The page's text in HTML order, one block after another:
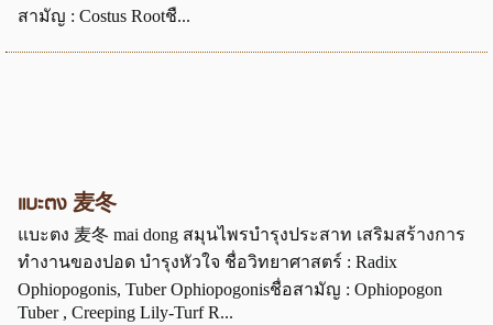
สามัญ : Costus Rootชื...
แบะตง 麦冬
แบะตง 麦冬 mai dong สมุนไพรบำรุงประสาท เสริมสร้างการ
ทำงานของปอด บำรุงหัวใจ ชื่อวิทยาศาสตร์ : Radix
Ophiopogonis, Tuber Ophiopogonisชื่อสามัญ : Ophiopogon
Tuber , Creeping Lily-Turf R...